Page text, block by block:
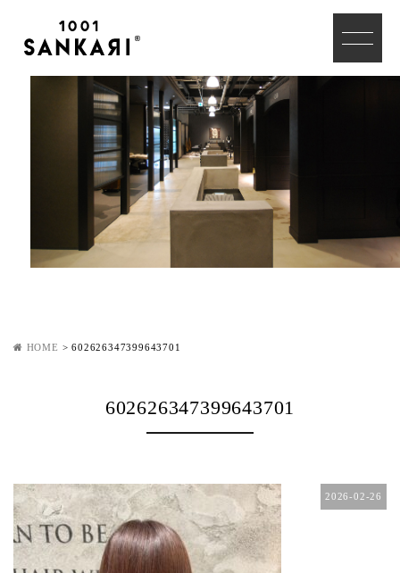
HOME >602626347399643701
602626347399643701
2026-02-26